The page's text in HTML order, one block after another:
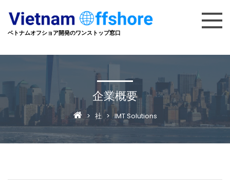
ベトナムオフショア開発のワンストップ窓口
企業概要
> 社>IMT Solutions